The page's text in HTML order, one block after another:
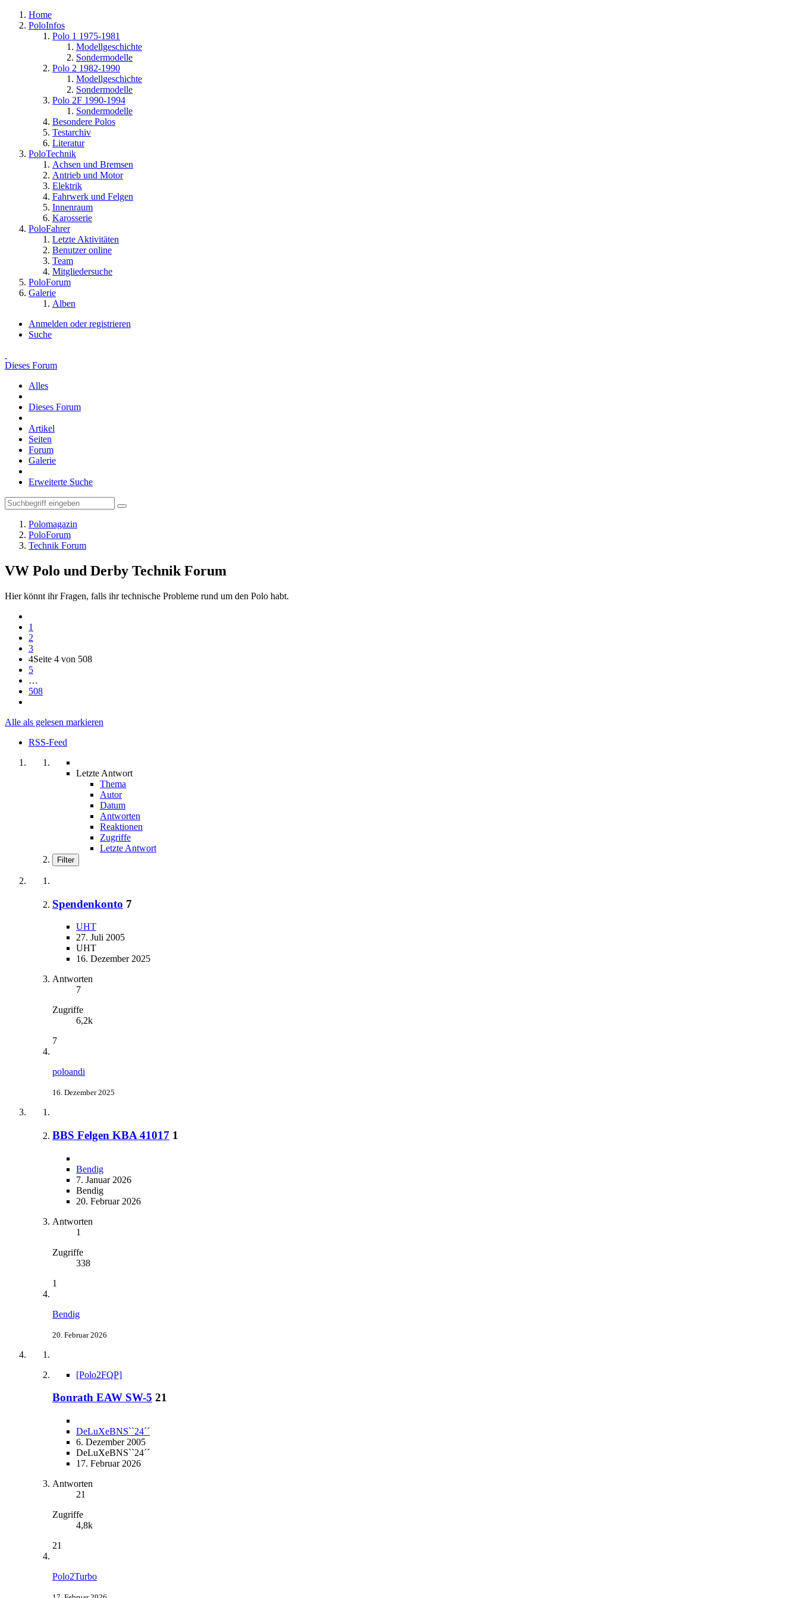
Home
PoloInfos
Polo 1 1975-1981
Modellgeschichte
Sondermodelle
Polo 2 1982-1990
Modellgeschichte
Sondermodelle
Polo 2F 1990-1994
Sondermodelle
Besondere Polos
Testarchiv
Literatur
PoloTechnik
Achsen und Bremsen
Antrieb und Motor
Elektrik
Fahrwerk und Felgen
Innenraum
Karosserie
PoloFahrer
Letzte Aktivitäten
Benutzer online
Team
Mitgliedersuche
PoloForum
Galerie
Alben
Anmelden oder registrieren
Suche
Dieses Forum
Alles
Dieses Forum
Artikel
Seiten
Forum
Galerie
Erweiterte Suche
Polomagazin
PoloForum
Technik Forum
VW Polo und Derby Technik Forum
Hier könnt ihr Fragen, falls ihr technische Probleme rund um den Polo habt.
1
2
3
4Seite 4 von 508
5
…
508
Alle als gelesen markieren
RSS-Feed
Letzte Antwort
Thema
Autor
Datum
Antworten
Reaktionen
Zugriffe
Letzte Antwort
Filter
Spendenkonto 7
UHT
27. Juli 2005
UHT
16. Dezember 2025
Antworten
7
Zugriffe
6,2k
7
poloandi
16. Dezember 2025
BBS Felgen KBA 41017 1
Bendig
7. Januar 2026
Bendig
20. Februar 2026
Antworten
1
Zugriffe
338
1
Bendig
20. Februar 2026
[Polo2FQP]
Bonrath EAW SW-5 21
DeLuXeBNS``24´´
6. Dezember 2005
DeLuXeBNS``24´´
17. Februar 2026
Antworten
21
Zugriffe
4,8k
21
Polo2Turbo